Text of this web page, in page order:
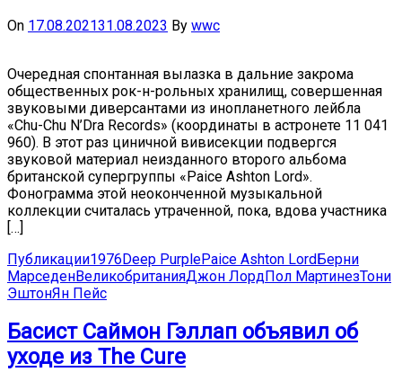
On 17.08.202131.08.2023 By wwc
Очередная спонтанная вылазка в дальние закрома
общественных рок-н-рольных хранилищ, совершенная
звуковыми диверсантами из инопланетного лейбла
«Chu-Chu N’Dra Records» (координаты в астронете 11 041
960). В этот раз циничной вивисекции подвергся
звуковой материал неизданного второго альбома
британской супергруппы «Paice Ashton Lord».
Фонограмма этой неоконченной музыкальной
коллекции считалась утраченной, пока, вдова участника
[…]
Публикации1976Deep PurplePaice Ashton LordБерни
МарседенВеликобританияДжон ЛордПол МартинезТони
ЭштонЯн Пейс
Басист Саймон Гэллап объявил об
уходе из The Cure